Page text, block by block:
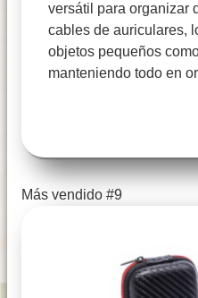
versátil para organizar
cables de auriculares,
objetos pequeños
manteniendo todo en
Más vendido #9